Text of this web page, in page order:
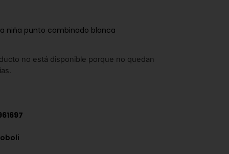
niña punto combinado blanca
no está disponible porque no quedan